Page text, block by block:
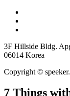
3F Hillside Bldg.
06014 Korea
Copyright ©
7 Things